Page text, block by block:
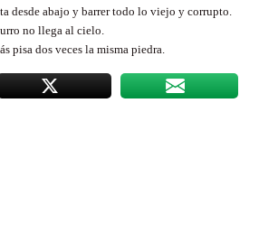
desde abajo y barrer todo lo viejo y corrupto.
no llega al cielo.
pisa dos veces la misma piedra.